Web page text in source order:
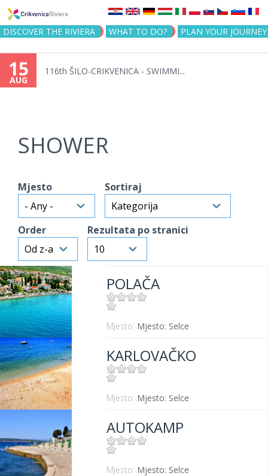
Jump to navigation
DISCOVER THE RIVIERA WHAT TO DO? PLAN YOUR JOURNEY
15
AUG
116th ŠILO-CRIKVENICA - SWIMMI...
SHOWER
Mjesto Sortiraj
Order Rezultata po stranici
POLAČA
Mjesto: Mjesto: Selce
KARLOVAČKO
Mjesto: Mjesto: Selce
AUTOKAMP
Mjesto: Mjesto: Selce